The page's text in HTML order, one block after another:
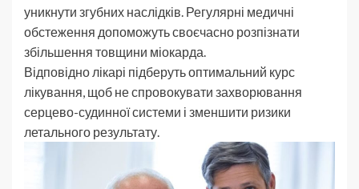
уникнути згубних наслідків. Регулярні медичні
обстеження допоможуть своєчасно розпізнати
збільшення товщини міокарда.
Відповідно лікарі підберуть оптимальний курс
лікування, щоб не спровокувати захворювання
серцево-судинної системи і зменшити ризики
летального результату.